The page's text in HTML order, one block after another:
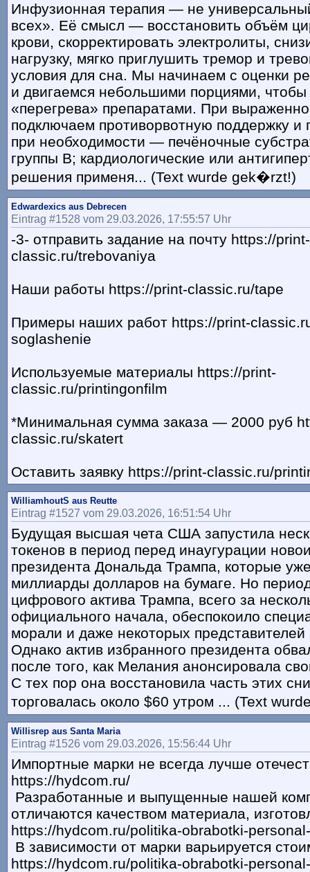
Инфузионная терапия — не
всех». Её смысл — восстановить объём
крови, скорректировать электролиты,
нагрузку, мягко приглушить тремор и
условия для сна. Мы начинаем с оценки
и двигаемся небольшими порциями, чтобы
«перегрева» препаратами. При
подключаем противорвотную поддержку и
при необходимости — печёночные
группы B; кардиологические или
решения применя... (Text wurde gek�rzt!)
Edwardexics aus Debrecen
Eintrag #1528 vom 29.03.2026, 17:55:57 Uhr
-3- отправить задание на почту https://print-
classic.ru/trebovaniya
Наши работы https://print-classic.ru/tape
Примеры наших работ https://print-
soglashenie
Используемые материалы https://print-
classic.ru/printingonfilm
*Минимальная сумма заказа — 2000 руб
classic.ru/skatert
Оставить заявку https://print-classic.ru/
WilliamhoutS aus Reutte
Eintrag #1527 vom 29.03.2026, 16:51:54 Uhr
Будущая высшая чета США запустила
токенов в период перед инаугурации
президента Дональда Трампа, которые
миллиарды долларов на бумаге. Но
цифрового актива Трампа, всего за
официального начала, обеспокоило
морали и даже некоторых представителей
Однако актив избранного президента
после того, как Мелания анонсировала
С тех пор она восстановила часть этих
торговалась около $60 утром ... (Text
Willisrep aus Santa Maria
Eintrag #1526 vom 29.03.2026, 15:56:44 Uhr
Импортные марки не всегда лучше
https://hydcom.ru/
Разработанные и выпущенные нашей
отличаются качеством материала,
https://hydcom.ru/politika-obrabotki-
В зависимости от марки варьируется
https://hydcom.ru/politika-obrabotki-